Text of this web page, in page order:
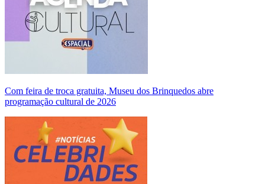
Com feira de troca gratuita, Museu dos Brinquedos abre
programação cultural de 2026